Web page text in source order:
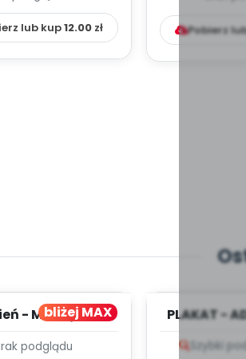
lub kup12.00zł Pobierz
bliżej MAX
- MIESIĘCZNY
–
podglądu
PLAKAT -
Szybki